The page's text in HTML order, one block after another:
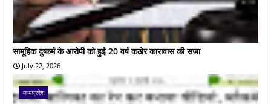
सामूहिक दुष्कर्म के आरोपी को हुई 20 वर्ष कठोर कारावास की सजा
July 22, 2026
मध्यप्रदेश